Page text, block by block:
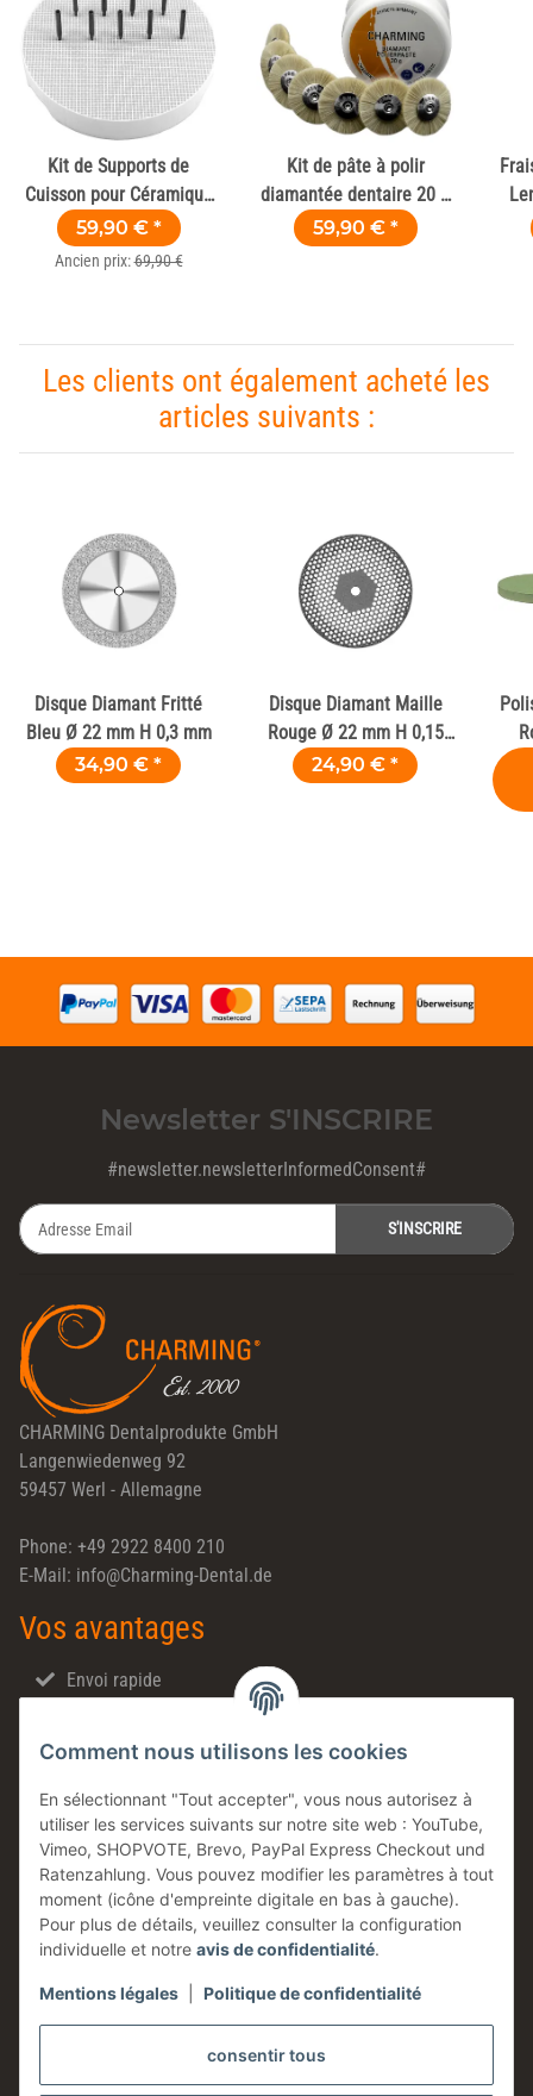
consentir tous
Comment nous utilisons les cookies
En sélectionnant "Tout accepter", vous nous autorisez à
utiliser les services suivants sur notre site web : YouTube,
Vimeo, SHOPVOTE, Brevo, PayPal Express Checkout und
Ratenzahlung. Vous pouvez modifier les paramètres à tout
moment (icône d'empreinte digitale en bas à gauche).
Pour plus de détails, veuillez consulter la configuration
individuelle et notre avis de confidentialité.
Mentions légales Politique de confidentialité
Kit de Supports de
Cuisson pour Céramique
& Zircone
59,90 € *
Ancien prix:69,90 €
Kit de pâte à polir
diamantée dentaire 20 g
avec 7 brossettes en
poils de chèvre
59,90 € *
Les clients ont également acheté les
articles suivants :
Disque Diamant Fritté
Bleu Ø 22 mm H 0,3 mm
34,90 € *
Disque Diamant Maille
Rouge Ø 22 mm H 0,15
mm
24,90 € *
Newsletter S'INSCRIRE
#newsletter.newsletterInformedConsent#
S'INSCRIRE
CHARMING Dentalprodukte GmbH
Langenwiedenweg 92
59457 Werl - Allemagne
Phone: +49 2922 8400 210
E-Mail: info@Charming-Dental.de
Vos avantages
Envoi rapide
Made in Germany
Produits en stock
Entreprise familiale
Conseils technique
Information
Légales